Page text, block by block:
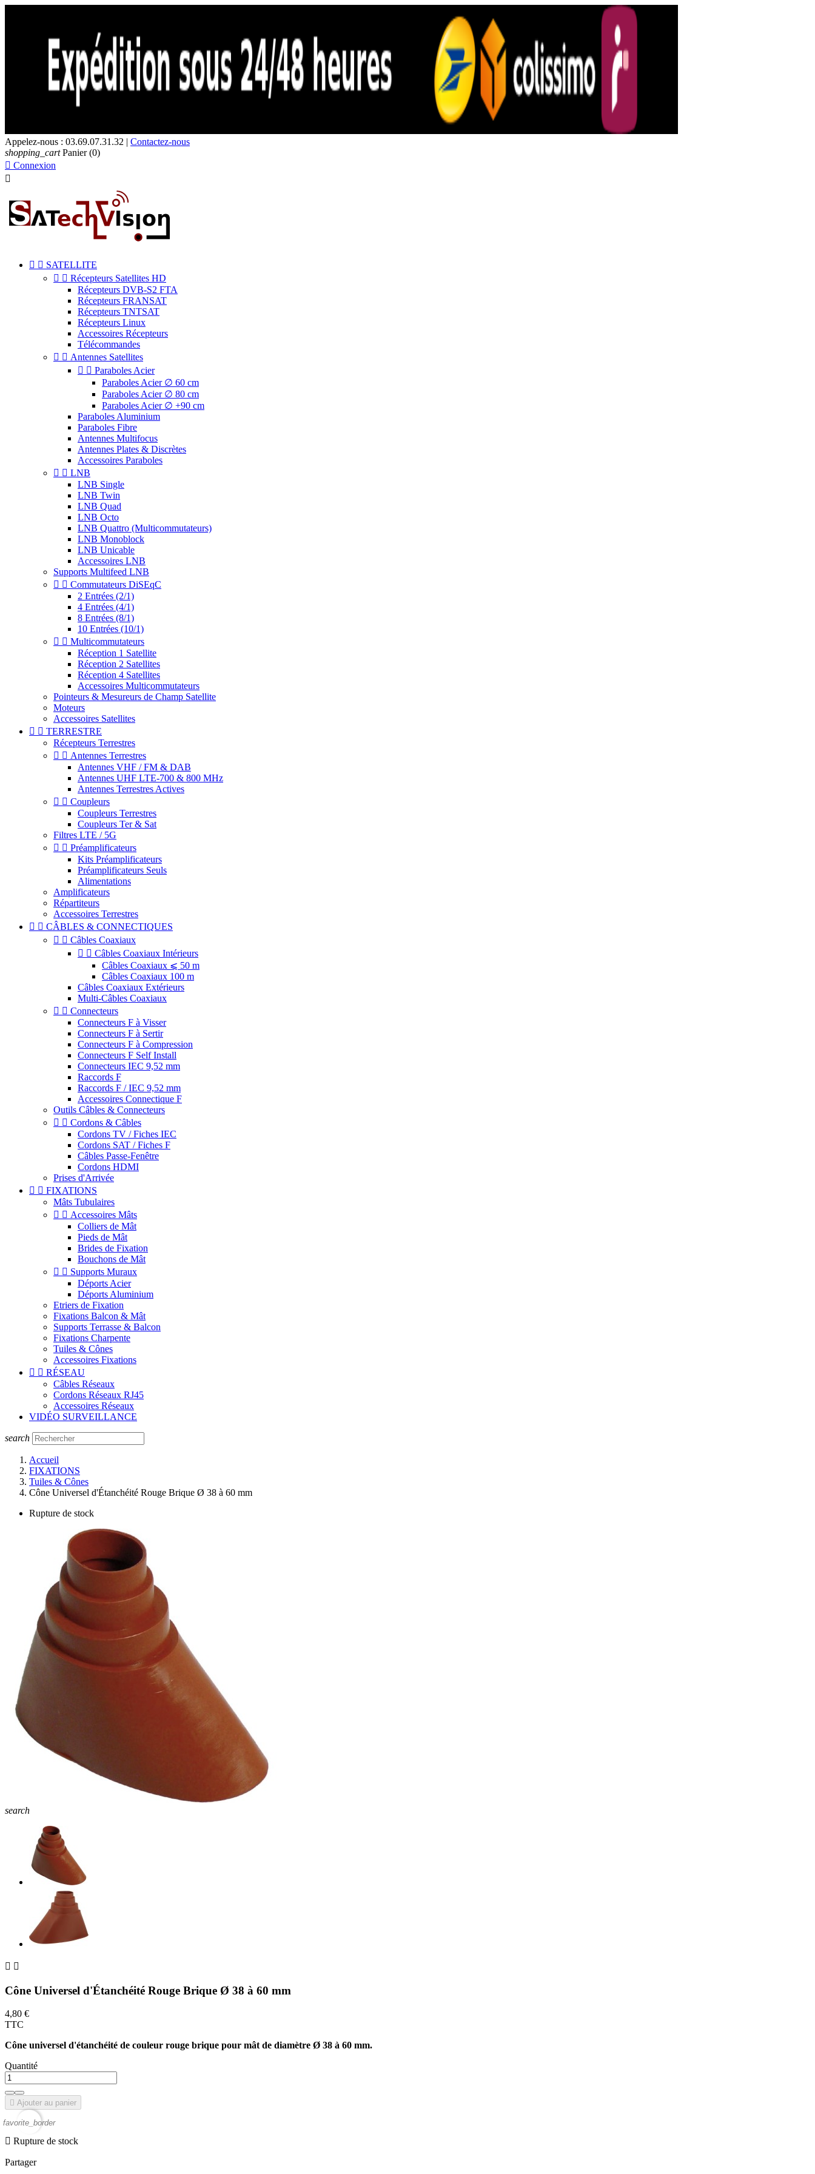
Appelez-nous : 03.69.07.31.32 | Contactez-nous
shopping_cart Panier (0)
 Connexion

  SATELLITE
  Récepteurs Satellites HD
Récepteurs DVB-S2 FTA
Récepteurs FRANSAT
Récepteurs TNTSAT
Récepteurs Linux
Accessoires Récepteurs
Télécommandes
  Antennes Satellites
  Paraboles Acier
Paraboles Acier ∅ 60 cm
Paraboles Acier ∅ 80 cm
Paraboles Acier ∅ +90 cm
Paraboles Aluminium
Paraboles Fibre
Antennes Multifocus
Antennes Plates & Discrètes
Accessoires Paraboles
  LNB
LNB Single
LNB Twin
LNB Quad
LNB Octo
LNB Quattro (Multicommutateurs)
LNB Monoblock
LNB Unicable
Accessoires LNB
Supports Multifeed LNB
  Commutateurs DiSEqC
2 Entrées (2/1)
4 Entrées (4/1)
8 Entrées (8/1)
10 Entrées (10/1)
  Multicommutateurs
Réception 1 Satellite
Réception 2 Satellites
Réception 4 Satellites
Accessoires Multicommutateurs
Pointeurs & Mesureurs de Champ Satellite
Moteurs
Accessoires Satellites
  TERRESTRE
Récepteurs Terrestres
  Antennes Terrestres
Antennes VHF / FM & DAB
Antennes UHF LTE-700 & 800 MHz
Antennes Terrestres Actives
  Coupleurs
Coupleurs Terrestres
Coupleurs Ter & Sat
Filtres LTE / 5G
  Préamplificateurs
Kits Préamplificateurs
Préamplificateurs Seuls
Alimentations
Amplificateurs
Répartiteurs
Accessoires Terrestres
  CÂBLES & CONNECTIQUES
  Câbles Coaxiaux
  Câbles Coaxiaux Intérieurs
Câbles Coaxiaux ⩽ 50 m
Câbles Coaxiaux 100 m
Câbles Coaxiaux Extérieurs
Multi-Câbles Coaxiaux
  Connecteurs
Connecteurs F à Visser
Connecteurs F à Sertir
Connecteurs F à Compression
Connecteurs F Self Install
Connecteurs IEC 9,52 mm
Raccords F
Raccords F / IEC 9,52 mm
Accessoires Connectique F
Outils Câbles & Connecteurs
  Cordons & Câbles
Cordons TV / Fiches IEC
Cordons SAT / Fiches F
Câbles Passe-Fenêtre
Cordons HDMI
Prises d'Arrivée
  FIXATIONS
Mâts Tubulaires
  Accessoires Mâts
Colliers de Mât
Pieds de Mât
Brides de Fixation
Bouchons de Mât
  Supports Muraux
Déports Acier
Déports Aluminium
Etriers de Fixation
Fixations Balcon & Mât
Supports Terrasse & Balcon
Fixations Charpente
Tuiles & Cônes
Accessoires Fixations
  RÉSEAU
Câbles Réseaux
Cordons Réseaux RJ45
Accessoires Réseaux
VIDÉO SURVEILLANCE
search
Accueil
FIXATIONS
Tuiles & Cônes
Cône Universel d'Étanchéité Rouge Brique Ø 38 à 60 mm
Rupture de stock
search
 
Cône Universel d'Étanchéité Rouge Brique Ø 38 à 60 mm
4,80 €
TTC
Cône universel d'étanchéité de couleur rouge brique pour mât de diamètre Ø 38 à 60 mm.
Quantité
 Ajouter au panier
favorite_border
 Rupture de stock
Partager